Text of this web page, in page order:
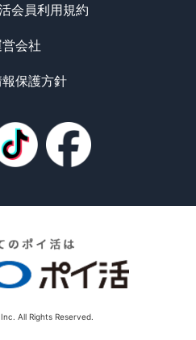
会員利用規約
会社
保護方針
All Rights Reserved.